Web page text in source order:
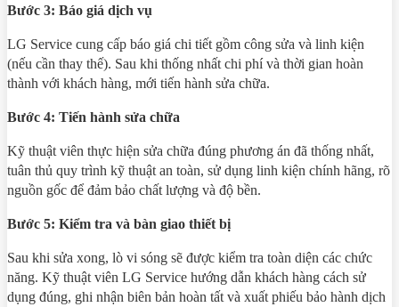
Bước 3: Báo giá dịch vụ
LG Service cung cấp báo giá chi tiết gồm công sửa và linh kiện
(nếu cần thay thế). Sau khi thống nhất chi phí và thời gian hoàn
thành với khách hàng, mới tiến hành sửa chữa.
Bước 4: Tiến hành sửa chữa
Kỹ thuật viên thực hiện sửa chữa đúng phương án đã thống nhất,
tuân thủ quy trình kỹ thuật an toàn, sử dụng linh kiện chính hãng, rõ
nguồn gốc để đảm bảo chất lượng và độ bền.
Bước 5: Kiểm tra và bàn giao thiết bị
Sau khi sửa xong, lò vi sóng sẽ được kiểm tra toàn diện các chức
năng. Kỹ thuật viên LG Service hướng dẫn khách hàng cách sử
dụng đúng, ghi nhận biên bản hoàn tất và xuất phiếu bảo hành dịch